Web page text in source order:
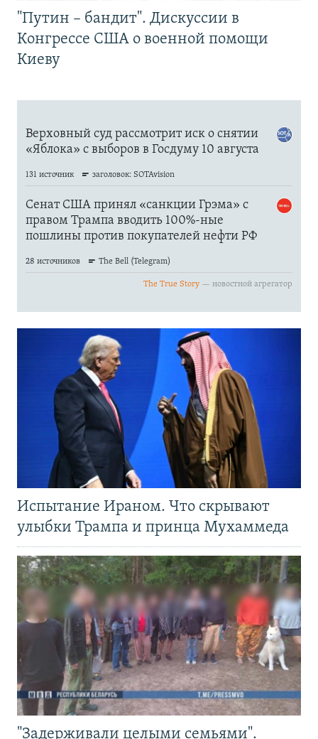
"Путин – бандит". Дискуссии в
Конгрессе США о военной помощи
Киеву
Испытание Ираном. Что скрывают
улыбки Трампа и принца Мухаммеда
"Задерживали целыми семьями".